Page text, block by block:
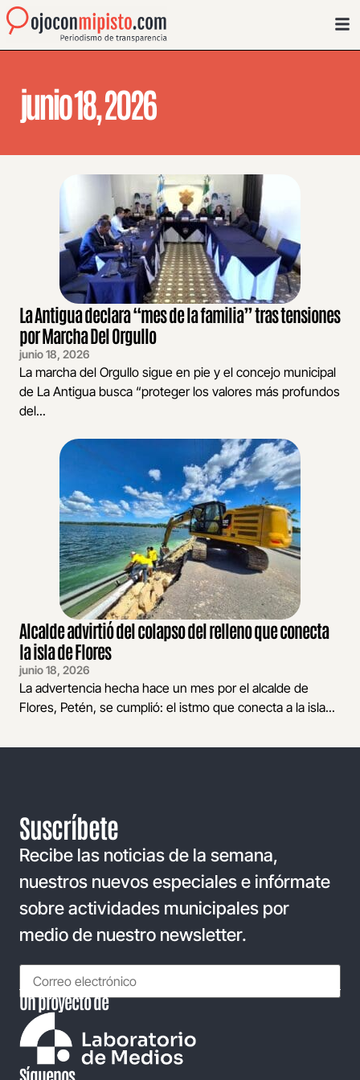
junio 18, 2026
La Antigua declara “mes de la familia” tras tensiones
por Marcha Del Orgullo
junio 18, 2026
La marcha del Orgullo sigue en pie y el concejo municipal
de La Antigua busca “proteger los valores más profundos
del...
Alcalde advirtió del colapso del relleno que conecta
la isla de Flores
junio 18, 2026
La advertencia hecha hace un mes por el alcalde de
Flores, Petén, se cumplió: el istmo que conecta a la isla...
Suscríbete
Recibe las noticias de la semana,
nuestros nuevos especiales e infórmate
sobre actividades municipales por
medio de nuestro newsletter.
Un proyecto de